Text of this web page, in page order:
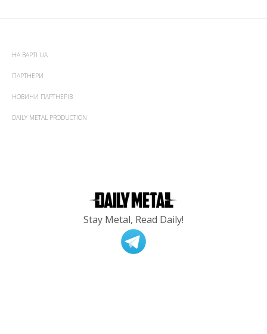
НА ВАРТІ UA
ПАРТНЕРИ
НОВИНИ ПАРТНЕРІВ
DAILY METAL PRODUCTION
Stay Metal, Read Daily!